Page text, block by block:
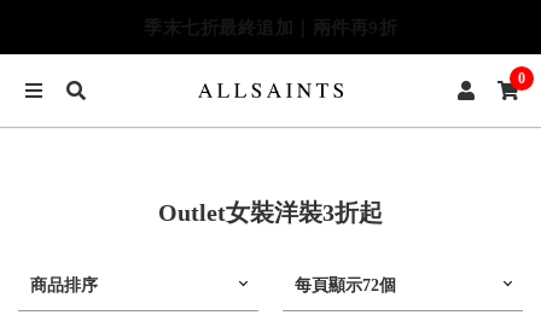
0
Outlet女裝洋裝3折起
商品排序 每頁顯示72個